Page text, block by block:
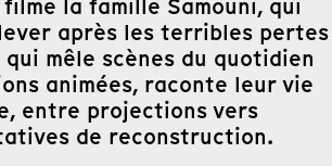
la famille Samouni, qui
après les terribles pertes
qui mêle scènes du quotidien
animées, raconte leur vie
entre projections vers
de reconstruction.